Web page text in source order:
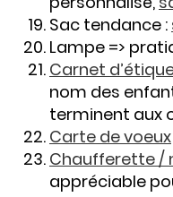
Sac tendance :
Lampe =>
Carnet
nom des
terminent aux
Carte de voeux
Chaufferette /
appréciable